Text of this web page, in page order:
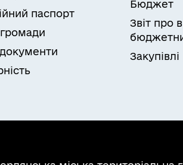
паспорт
Бюджет
Звіт про
Закупівлі